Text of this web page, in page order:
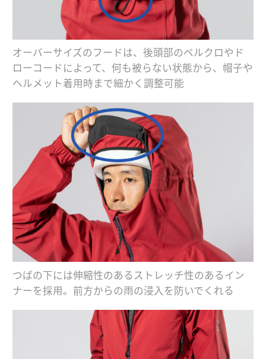
オーバーサイズのフードは、後頭部のベルクロやド
ローコードによって、何も被らない状態から、帽子や
ヘルメット着用時まで細かく調整可能
つばの下には伸縮性のあるストレッチ性のあるイン
ナーを採用。前方からの雨の浸入を防いでくれる